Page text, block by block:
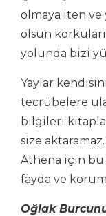
olmaya iten ve
olsun
yolunda bizi
Yaylar
tecrübelere
bilgileri
size
Athena için bu
fayda ve
Oğlak